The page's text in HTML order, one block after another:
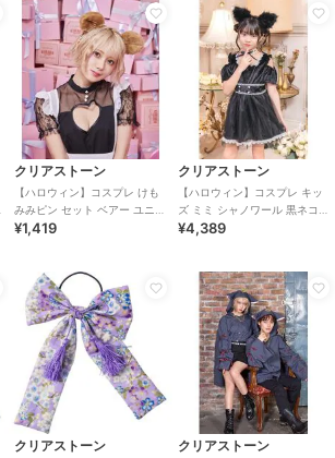
クリアストーン
【ハロウィン】コスプレ けも
みみピン セット ベアー ユニセ
ックス ブラウン
¥1,419
クリアストーン
【ハロウィン】コスプレ キッ
ズ ミミ シャノワール 黒ネコ
140cm ガールズ 女の子 ブラ
¥4,389
クリアストーン クリアストーン